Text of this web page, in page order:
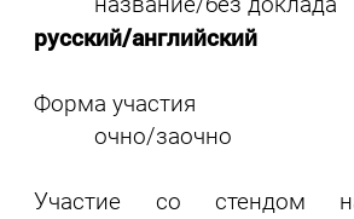
русский/английский
Форма
очно/заочно
Участие со стендом